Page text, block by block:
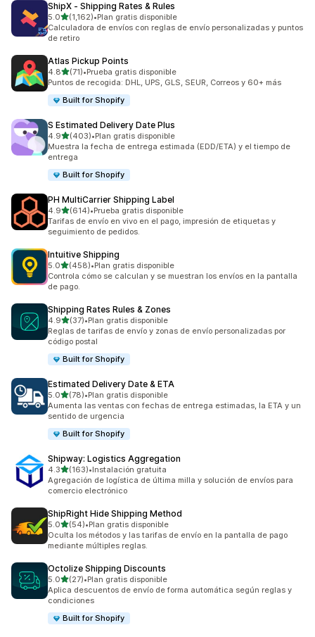
ShipX ‑ Shipping Rates & Rules
5.0de 5 estrellas
(1,162)
1162 reseñas en total
•Plan gratis disponible
Calculadora de envíos con reglas de envío personalizadas y puntos
de retiro
Atlas Pickup Points
4.8de 5 estrellas
(71)
71 reseñas en total
•Prueba gratis disponible
Puntos de recogida: DHL, UPS, GLS, SEUR, Correos y 60+ más
Built for Shopify
S Estimated Delivery Date Plus
4.9de 5 estrellas
(403)
403 reseñas en total
•Plan gratis disponible
Muestra la fecha de entrega estimada (EDD/ETA) y el tiempo de
entrega
Built for Shopify
PH MultiCarrier Shipping Label
4.9de 5 estrellas
(614)
614 reseñas en total
•Prueba gratis disponible
Tarifas de envío en vivo en el pago, impresión de etiquetas y
seguimiento de pedidos.
Intuitive Shipping
5.0de 5 estrellas
(458)
458 reseñas en total
•Plan gratis disponible
Controla cómo se calculan y se muestran los envíos en la pantalla
de pago.
Shipping Rates Rules & Zones
4.9de 5 estrellas
(37)
37 reseñas en total
•Plan gratis disponible
Reglas de tarifas de envío y zonas de envío personalizadas por
código postal
Built for Shopify
Estimated Delivery Date & ETA
5.0de 5 estrellas
(78)
78 reseñas en total
•Plan gratis disponible
Aumenta las ventas con fechas de entrega estimadas, la ETA y un
sentido de urgencia
Built for Shopify
Shipway: Logistics Aggregation
4.3de 5 estrellas
(163)
163 reseñas en total
•Instalación gratuita
Agregación de logística de última milla y solución de envíos para
comercio electrónico
ShipRight Hide Shipping Method
5.0de 5 estrellas
(54)
54 reseñas en total
•Plan gratis disponible
Oculta los métodos y las tarifas de envío en la pantalla de pago
mediante múltiples reglas.
Octolize Shipping Discounts
5.0de 5 estrellas
(27)
27 reseñas en total
•Plan gratis disponible
Aplica descuentos de envío de forma automática según reglas y
condiciones
Built for Shopify